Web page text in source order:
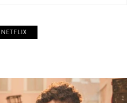
NETFLIX